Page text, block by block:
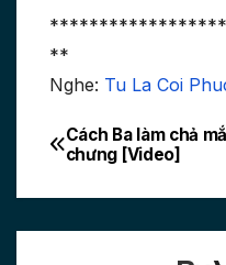
**
Nghe: Tu La Coi
Post
navigation
Cách Ba làm chả
chưng [Video]